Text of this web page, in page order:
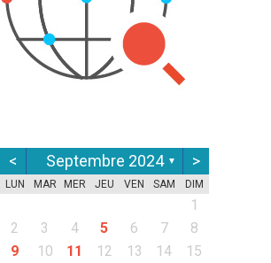
< Septembre 2024 ▼ >
LUN MAR MER JEU VEN SAM DIM
1
2
3 4 5 6 7
8
9
10 11 12 13 14
15